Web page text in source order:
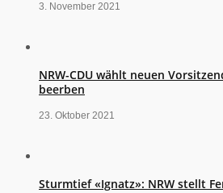
3. November 2021
NRW-CDU wählt neuen
beerben
23. Oktober 2021
Sturmtief «Ignatz»: NRW stellt